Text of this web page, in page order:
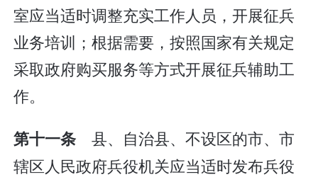
室应当适时调整充实工作人员，开展征兵
业务培训；根据需要，按照国家有关规定
采取政府购买服务等方式开展征兵辅助工
作。
第十一条 县、自治县、不设区的市、市
辖区人民政府兵役机关应当适时发布兵役